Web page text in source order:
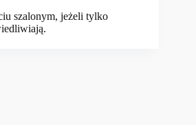
szalonym, jeżeli tylko